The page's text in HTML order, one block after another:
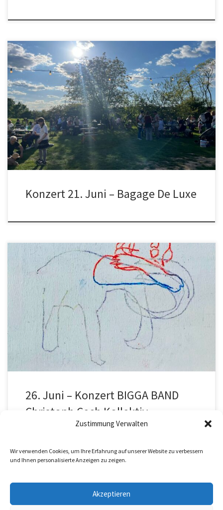
Zustimmung Verwalten
Wir verwenden Cookies, um Ihre Erfahrung auf unserer Website zu verbessern
und Ihnen personalisierte Anzeigen zu zeigen.
Akzeptieren
18 Uhr – Start Sommernachtskonzert; Ein Schmelztiegel aus den
verschiedensten Musikrichtungen, bei dessen Genuss keine
Langeweile aufkommt ! Die sechs Musiker der „ Bagage Deluxe“
haben neu arrangierte Versionen unterschiedlichster Musikstile im
Gepäck. Der Bogen spannt sich von rhythmischen Grooves,
melodiösen Ausflügen in die Welt des Jazz, bluesigen
Balladen,bis zu […]
Konzert 21. Juni – Bagage De Luxe
BIGGABAND – das Kollektiv um Mastermind Christoph Cech ist mit
hoher Wahrscheinlichkeit Österreichs spannendste
Amateurbigband. Einlass: Buschenschank ab 16 Uhr geöffnet,
Tischreservierungen für Konzert ab 17 Uhr. Konzertbeginn: 18 Uhr.
Freie Spende in den Hut. Was Wann Wo & Anfahrt Erbpostgasse 50,
Buschenschank im Hochfeld Reservierung unbedingt erforderlich –
Platzkarten […]
26. Juni – Konzert BIGGA BAND
Christoph Cech Kollektiv